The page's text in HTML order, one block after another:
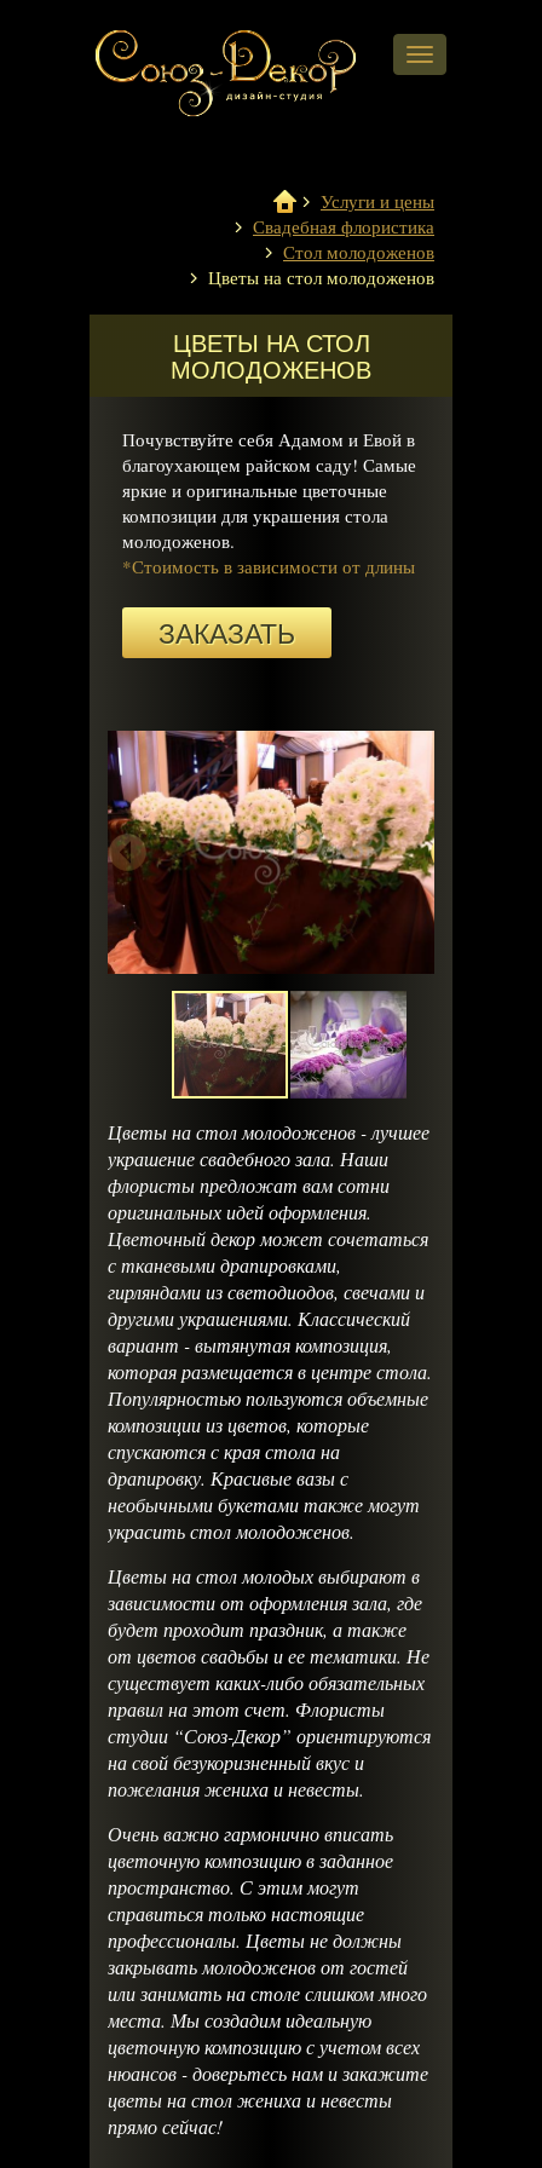
Навигация
Услуги и цены
Свадебная флористика
Стол молодоженов
Цветы на стол молодоженов
ЦВЕТЫ НА СТОЛ
МОЛОДОЖЕНОВ
Почувствуйте себя Адамом и Евой в
благоухающем райском саду! Самые
яркие и оригинальные цветочные
композиции для украшения стола
молодоженов.
*Стоимость в зависимости от длины
ЗАКАЗАТЬ
Цветы на стол молодоженов - лучшее
украшение свадебного зала. Наши
флористы предложат вам сотни
оригинальных идей оформления.
Цветочный декор может сочетаться
с тканевыми драпировками,
гирляндами из светодиодов, свечами и
другими украшениями. Классический
вариант - вытянутая композиция,
которая размещается в центре стола.
Популярностью пользуются объемные
композиции из цветов, которые
спускаются с края стола на
драпировку. Красивые вазы с
необычными букетами также могут
украсить стол молодоженов.
Цветы на стол молодых выбирают в
зависимости от оформления зала, где
будет проходит праздник, а также
от цветов свадьбы и ее тематики. Не
существует каких-либо обязательных
правил на этот счет. Флористы
студии “Союз-Декор” ориентируются
на свой безукоризненный вкус и
пожелания жениха и невесты.
Очень важно гармонично вписать
цветочную композицию в заданное
пространство. С этим могут
справиться только настоящие
профессионалы. Цветы не должны
закрывать молодоженов от гостей
или занимать на столе слишком много
места. Мы создадим идеальную
цветочную композицию с учетом всех
нюансов - доверьтесь нам и закажите
цветы на стол жениха и невесты
прямо сейчас!